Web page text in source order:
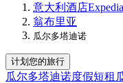
意大利 酒店
翁布里亚
瓜尔多塔迪诺
计划您的旅行
瓜尔多塔迪诺度假短租